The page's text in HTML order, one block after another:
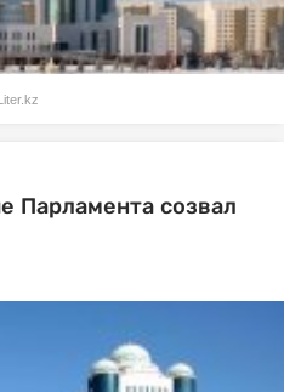
Парламента созвал